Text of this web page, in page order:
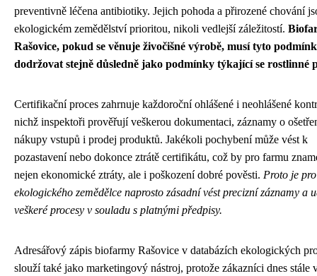
preventivně léčena antibiotiky. Jejich pohoda a přirozené chování
ekologickém zemědělství prioritou, nikoli vedlejší záležitostí.
Rašovice, pokud se věnuje živočišné výrobě, musí tyto
dodržovat stejně důsledně jako podmínky týkající se rostlinné
Certifikační proces zahrnuje každoroční ohlášené i neohlášené
nichž inspektoři prověřují veškerou dokumentaci, záznamy o
nákupy vstupů i prodej produktů. Jakékoli pochybení může vést k
pozastavení nebo dokonce ztrátě certifikátu, což by pro farmu
nejen ekonomické ztráty, ale i poškození dobré pověsti. Proto je
ekologického zemědělce naprosto zásadní vést precizní záznamy a
veškeré procesy v souladu s platnými předpisy.
Adresářový zápis biofarmy Rašovice v databázích ekologických
slouží také jako marketingový nástroj, protože zákazníci dnes stále